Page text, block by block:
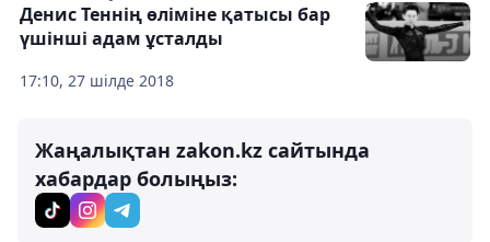
17:10, 27 шілде 2018
Денис Теннің өліміне қатысы бар
үшінші адам ұсталды
Жаңалықтан zakon.kz сайтында
хабардар болыңыз: